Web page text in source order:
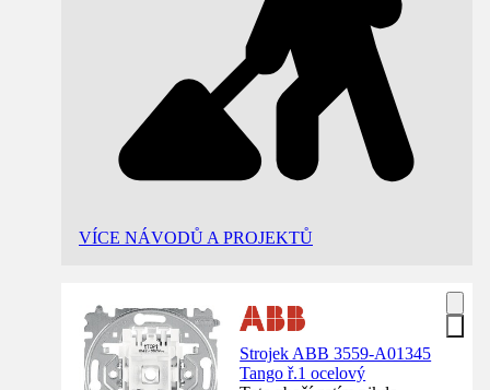
VÍCE NÁVODŮ A PROJEKTŮ
Strojek ABB 3559-A01345
Tango ř.1 ocelový